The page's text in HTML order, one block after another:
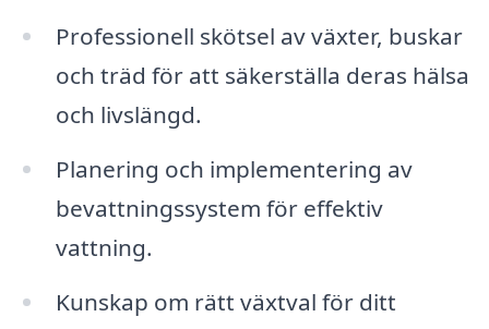
Professionell skötsel av växter, buskar
och träd för att säkerställa deras hälsa
och livslängd.
Planering och implementering av
bevattningssystem för effektiv
vattning.
Kunskap om rätt växtval för ditt